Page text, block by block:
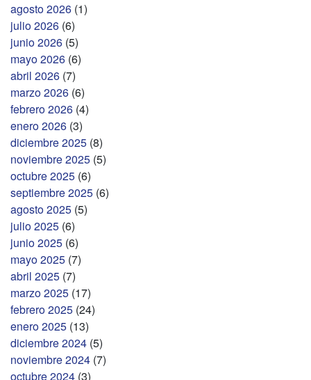
agosto 2026 (1)
julio 2026 (6)
junio 2026 (5)
mayo 2026 (6)
abril 2026 (7)
marzo 2026 (6)
febrero 2026 (4)
enero 2026 (3)
diciembre 2025 (8)
noviembre 2025 (5)
octubre 2025 (6)
septiembre 2025 (6)
agosto 2025 (5)
julio 2025 (6)
junio 2025 (6)
mayo 2025 (7)
abril 2025 (7)
marzo 2025 (17)
febrero 2025 (24)
enero 2025 (13)
diciembre 2024 (5)
noviembre 2024 (7)
octubre 2024 (3)